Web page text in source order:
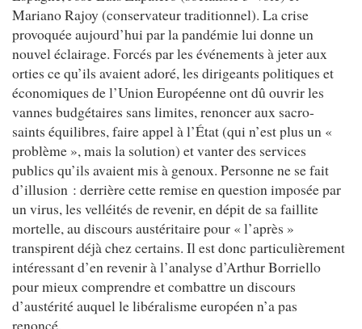
Mariano Rajoy (conservateur traditionnel). La crise
provoquée aujourd’hui par la pandémie lui donne un
nouvel éclairage. Forcés par les événements à jeter aux
orties ce qu’ils avaient adoré, les dirigeants politiques et
économiques de l’Union Européenne ont dû ouvrir les
vannes budgétaires sans limites, renoncer aux sacro-
saints équilibres, faire appel à l’État (qui n’est plus un «
problème », mais la solution) et vanter des services
publics qu’ils avaient mis à genoux. Personne ne se fait
d’illusion : derrière cette remise en question imposée par
un virus, les velléités de revenir, en dépit de sa faillite
mortelle, au discours austéritaire pour « l’après »
transpirent déjà chez certains. Il est donc particulièrement
intéressant d’en revenir à l’analyse d’Arthur Borriello
pour mieux comprendre et combattre un discours
d’austérité auquel le libéralisme européen n’a pas
renoncé.